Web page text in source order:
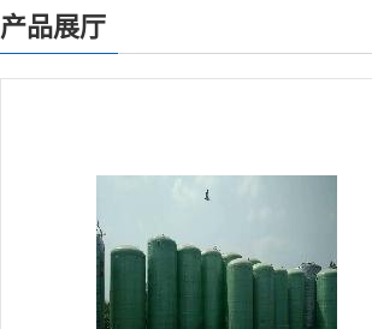
产品展厅